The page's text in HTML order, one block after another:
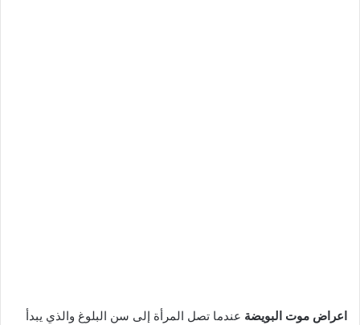
اعراض موت البويضة عندما تصل المرأة إلى سن البلوغ والذي يبدأ